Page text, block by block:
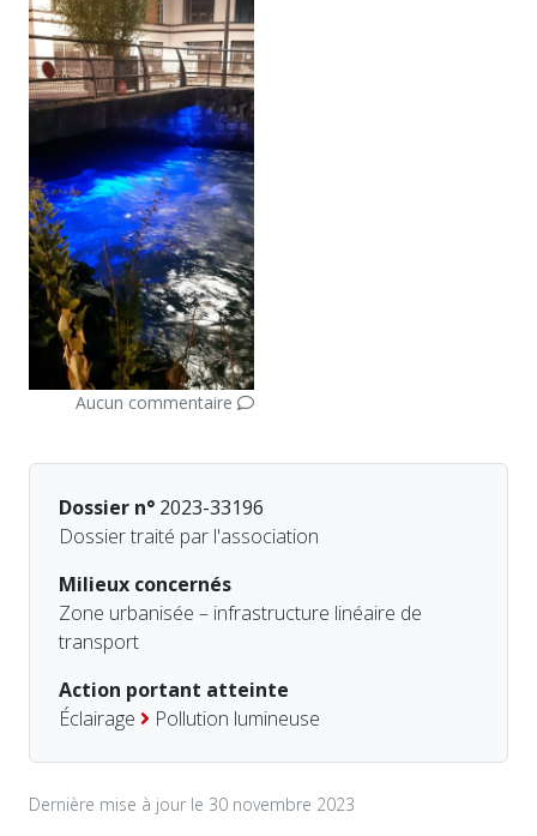
Aucun commentaire
Dossier n° 2023-33196
Dossier traité par l'association
Milieux concernés
Zone urbanisée – infrastructure linéaire de
transport
Action portant atteinte
Éclairage
Pollution lumineuse
Dernière mise à jour le 30 novembre 2023